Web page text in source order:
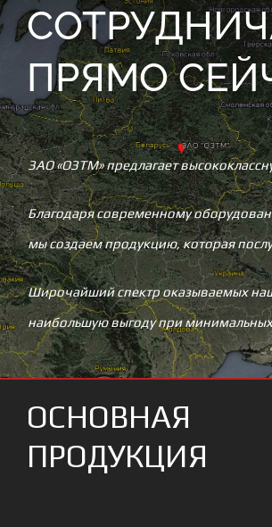
ПРЯМО
ЗАО «ОЗТМ» предлагает
Благодаря современному
мы создаем продукцию, которая
Широчайший спектр оказываемых
наибольшую выгоду при минимальных
ОСНОВНАЯ
ПРОДУКЦИЯ